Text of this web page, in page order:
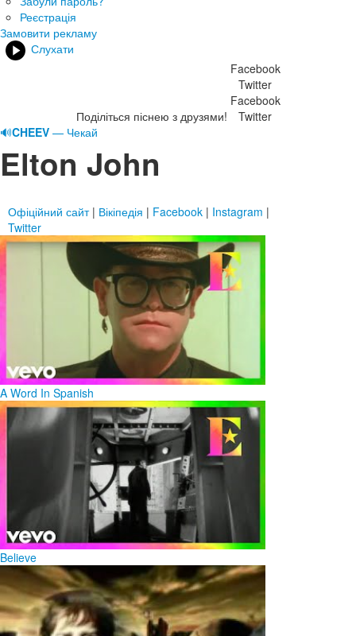
Реєстрація
Замовити рекламу
Слухати
Поділіться піснею з друзями!
Facebook
Twitter
Facebook
Twitter
🔊CHEEV — Чекай
Elton John
Офіційний сайт| Вікіпедія | Facebook | Instagram |
Twitter
A Word In Spanish
Believe